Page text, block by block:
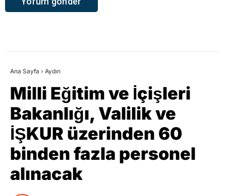
Ana Sayfa › Aydın
Milli Eğitim ve İçişleri
Bakanlığı, Valilik ve
İŞKUR üzerinden 60
binden fazla personel
alınacak